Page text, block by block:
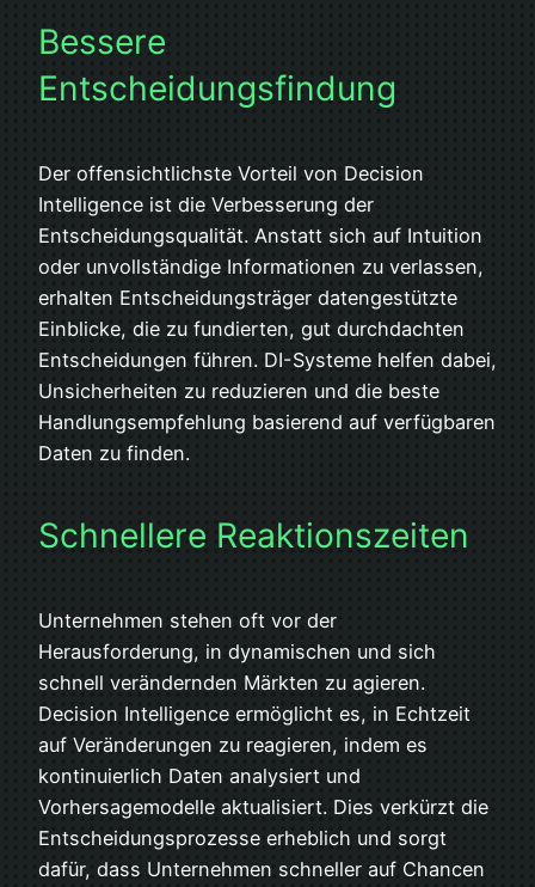
Bessere
Entscheidungsfindung
Der offensichtlichste Vorteil von Decision
Intelligence ist die Verbesserung der
Entscheidungsqualität. Anstatt sich auf Intuition
oder unvollständige Informationen zu verlassen,
erhalten Entscheidungsträger datengestützte
Einblicke, die zu fundierten, gut durchdachten
Entscheidungen führen. DI-Systeme helfen dabei,
Unsicherheiten zu reduzieren und die beste
Handlungsempfehlung basierend auf verfügbaren
Daten zu finden.
Schnellere Reaktionszeiten
Unternehmen stehen oft vor der
Herausforderung, in dynamischen und sich
schnell verändernden Märkten zu agieren.
Decision Intelligence ermöglicht es, in Echtzeit
auf Veränderungen zu reagieren, indem es
kontinuierlich Daten analysiert und
Vorhersagemodelle aktualisiert. Dies verkürzt die
Entscheidungsprozesse erheblich und sorgt
dafür, dass Unternehmen schneller auf Chancen